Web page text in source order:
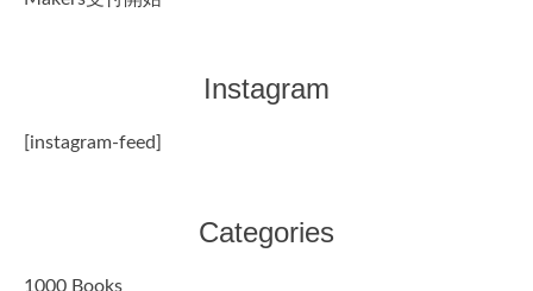
Instagram
[instagram-feed]
Categories
1000 Books